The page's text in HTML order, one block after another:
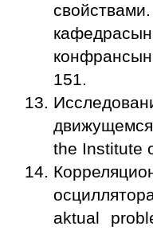
151.
the Institute
aktual